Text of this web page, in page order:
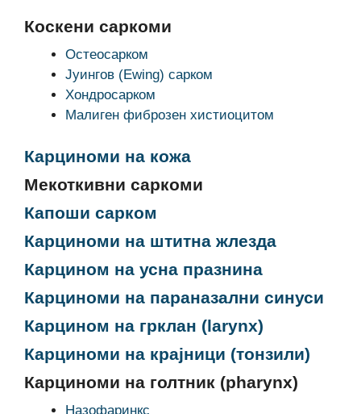
Коскени саркоми
Остеосарком
Јуингов (Ewing) сарком
Хондросарком
Малиген фиброзен хистиоцитом
Карциноми на кожа
Мекоткивни саркоми
Капоши сарком
Карциноми на штитна жлезда
Карцином на усна празнина
Карциноми на параназални синуси
Карцином на грклан (larynx)
Карциноми на крајници (тонзили)
Карциноми на голтник (pharynx)
Назофаринкс